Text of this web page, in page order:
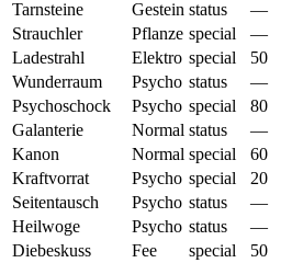
Tarnsteine
Gestein status —
Strauchler
Pflanze special —
Ladestrahl
Elektro special 50
Wunderraum
Psycho status —
Psychoschock
Psycho special 80
Galanterie
Normal status —
Kanon
Normal special 60
Kraftvorrat
Psycho special 20
Seitentausch
Psycho status —
Heilwoge
Psycho status —
Diebeskuss
Fee special 50